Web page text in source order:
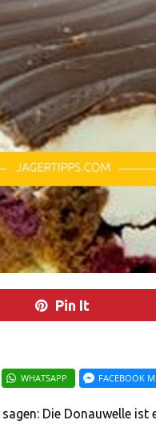
Pin It
WHATSAPP FACEBOOK
Die Donauwelle ist